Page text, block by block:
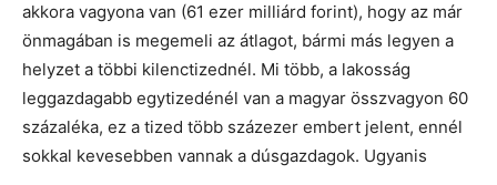
akkora vagyona van (61 ezer milliárd forint), hogy az már
önmagában is megemeli az átlagot, bármi más legyen a
helyzet a többi kilenctizednél. Mi több, a lakosság
leggazdagabb egytizedénél van a magyar összvagyon 60
százaléka, ez a tized több százezer embert jelent, ennél
sokkal kevesebben vannak a dúsgazdagok. Ugyanis